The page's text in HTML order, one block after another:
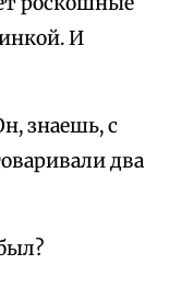
И
знаешь, с
два